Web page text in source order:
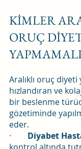
KİMLER
ORUÇ
Aralıklı oruç diyeti
hızlandıran ve
bir beslenme
gözetiminde
eder.
· Diyabet